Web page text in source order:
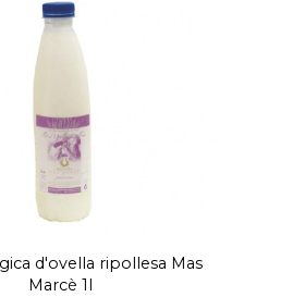
d'ovella ripollesa Mas
Marcè 1l